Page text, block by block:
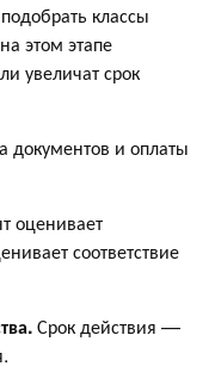
классы
этом этапе
увеличат срок
документов и оплаты
оценивает
соответствие
Срок действия —